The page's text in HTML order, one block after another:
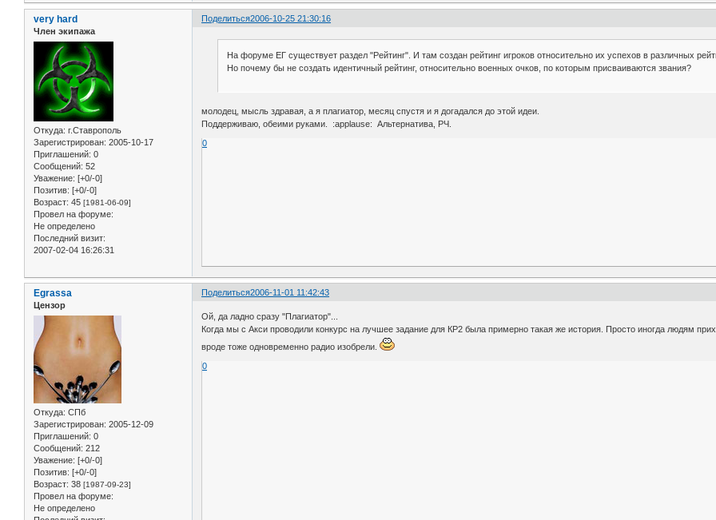
Поделиться2006-10-25 21:30:16
very hard
Член экипажа
Откуда: г.Ставрополь
Зарегистрирован: 2005-10-17
Приглашений: 0
Сообщений: 52
Уважение: [+0/-0]
Позитив: [+0/-0]
Возраст: 45 [1981-06-09]
Провел на форуме:
Не определено
Последний визит:
2007-02-04 16:26:31
На форуме ЕГ существует раздел "Рейтинг". И там создан рейтинг игроков относительно их успехов в различных
Но почему бы не создать идентичный рейтинг, относительно военных очков, по которым присваиваются звания?
молодец, мысль здравая, а я плагиатор, месяц спустя и я догадался до этой идеи.
Поддерживаю, обеими руками. :applause: Альтернатива, РЧ.
0
Поделиться2006-11-01 11:42:43
Egrassa
Цензор
Откуда: СПб
Зарегистрирован: 2005-12-09
Приглашений: 0
Сообщений: 212
Уважение: [+0/-0]
Позитив: [+0/-0]
Возраст: 38 [1987-09-23]
Провел на форуме:
Не определено
Ой, да ладно сразу "Плагиатор"...
Когда мы с Акси проводили конкурс на лучшее задание для КР2 была примерно такая же история. Просто иногда людям
вроде тоже одновременно радио изобрели.
0